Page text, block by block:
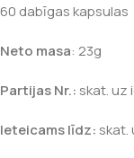
60 dabīgas kapsulas
Neto masa: 23g
Partijas Nr.: skat. uz
Ieteicams līdz: skat.